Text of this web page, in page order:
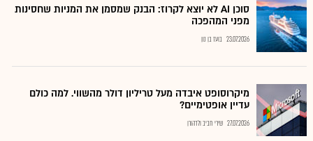
סוכן AI לא יוצא לקרוז: הבנק שמסמן את המניות שחסינות
מפני המהפכה
23.07.2026 בועז בן נון
מיקרוסופט איבדה מעל טריליון דולר מהשווי. למה כולם
עדיין אופטימיים?
27.07.2026 שירי חביב ולדהורן